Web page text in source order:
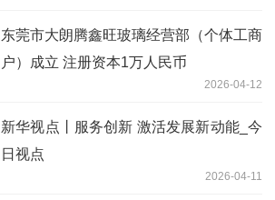
东莞市大朗腾鑫旺玻璃经营部（个体工商
户）成立 注册资本1万人民币
2026-04-12
新华视点丨服务创新 激活发展新动能_今
日视点
2026-04-11